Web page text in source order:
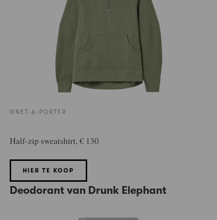
©NET-A-PORTER
Half-zip sweatshirt, € 130
HIER TE KOOP
Deodorant van Drunk Elephant